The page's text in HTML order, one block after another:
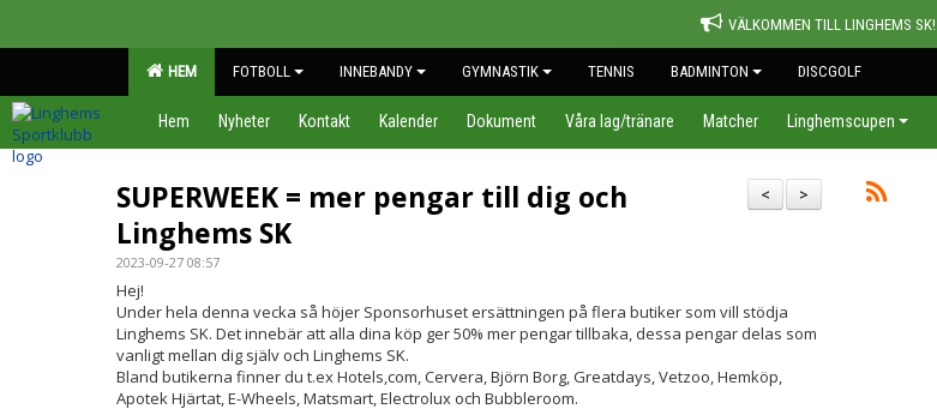
VÄLKOMMEN TILL LINGHEMS SK!
HEM FOTBOLL INNEBANDY GYMNASTIK TENNIS BADMINTON DISCGOLF
Hem Nyheter Kontakt Kalender Dokument Våra lag/tränare Matcher Linghemscupen
>
<
SUPERWEEK = mer pengar till dig och
Linghems SK
2023-09-27 08:57
Hej!
Under hela denna vecka så höjer Sponsorhuset ersättningen på flera butiker som vill stödja
Linghems SK. Det innebär att alla dina köp ger 50% mer pengar tillbaka, dessa pengar delas som
vanligt mellan dig själv och Linghems SK.
Bland butikerna finner du t.ex Hotels,com, Cervera, Björn Borg, Greatdays, Vetzoo, Hemköp,
Apotek Hjärtat, E-Wheels, Matsmart, Electrolux och Bubbleroom.